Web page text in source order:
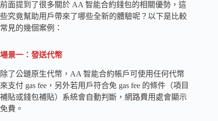
前面提到了很多關於 AA 智能合約錢包的相關優勢，這
些究竟幫助用戶帶來了哪些全新的體驗呢？以下是比較
常見的幾個案例：
場景一：發送代幣
除了公鏈原生代幣，AA 智能合約帳戶可使用任何代幣
來支付 gas fee，另外若用戶符合免 gas fee 的條件（項目
補貼或錢包補貼）系統會自動判斷，網路費用處會顯示
免費。